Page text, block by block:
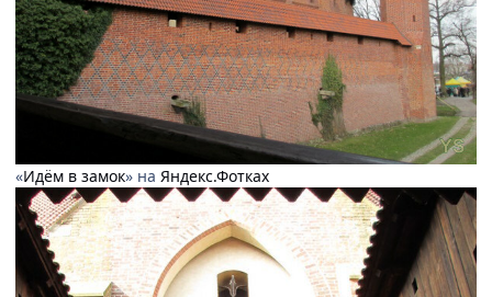
«Идём в замок» на Яндекс.Фотках